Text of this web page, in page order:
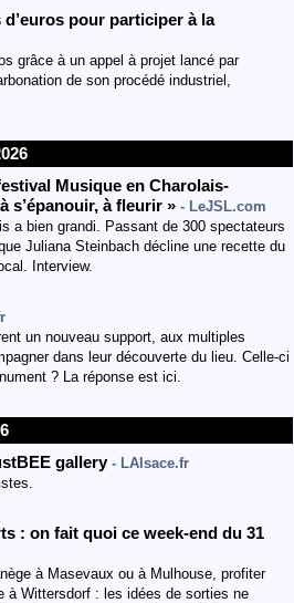
pour participer à la
grâce à un appel à projet lancé par
de son procédé industriel,
Musique en Charolais-
s’épanouir, à fleurir » - LeJSL.com
a bien grandi. Passant de 300 spectateurs
Juliana Steinbach décline une recette du
Interview.
un nouveau support, aux multiples
dans leur découverte du lieu. Celle-ci
? La réponse est ici.
gallery - LAlsace.fr
: on fait quoi ce week-end du 31
à Masevaux ou à Mulhouse, profiter
à Wittersdorf : les idées de sorties ne